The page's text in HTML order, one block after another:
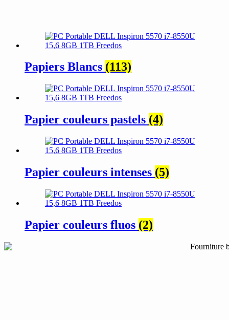
Papiers Blancs (113)
Papier couleurs pastels (4)
Papier couleurs intenses (5)
Papier couleurs fluos (2)